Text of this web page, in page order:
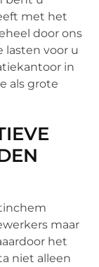
met het
door ons
lasten voor u
in
als grote
maar
het
niet alleen